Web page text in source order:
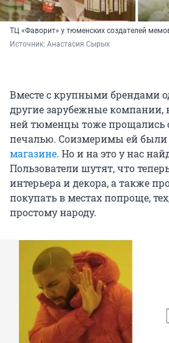
ТЦ «Фаворит» у тюменских создателей
Источник: Анастасия Сырых
Вместе с крупными брендами
другие зарубежные компании,
ней тюменцы тоже прощались
печалью. Соизмеримы ей были
магазине. Но и на это у нас
Пользователи шутят, что
интерьера и декора, а также
покупать в местах попроще,
простому народу.